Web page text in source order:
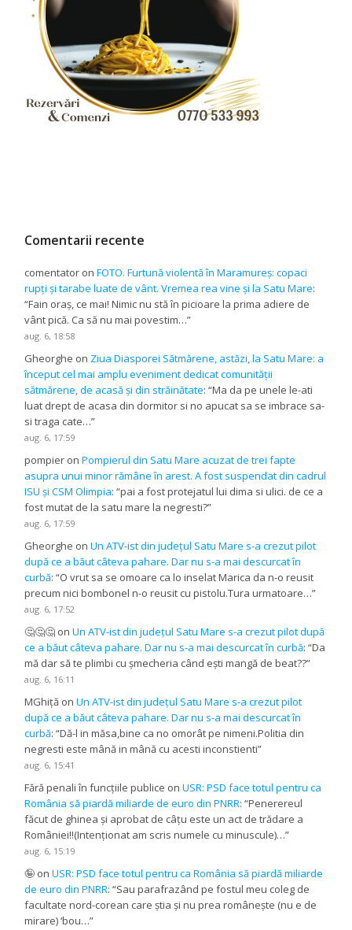
Comentarii recente
comentator onFOTO. Furtună violentă în Maramureș: copaci
rupți și tarabe luate de vânt. Vremea rea vine și la Satu Mare:
“Fain oraș, ce mai! Nimic nu stă în picioare la prima adiere de
vânt pică. Ca să nu mai povestim…”
aug. 6, 18:58
Gheorghe on Ziua Diasporei Sătmărene, astăzi, la Satu Mare: a
început cel mai amplu eveniment dedicat comunității
sătmărene, de acasă și din străinătate: “Ma da pe unele le-ati
luat drept de acasa din dormitor si no apucat sa se imbrace sa-
si traga cate…”
aug. 6, 17:59
pompier onPompierul din Satu Mare acuzat de trei fapte
asupra unui minor rămâne în arest. A fost suspendat din cadrul
ISU și CSM Olimpia: “pai a fost protejatul lui dima si ulici. de ce a
fost mutat de la satu mare la negresti?”
aug. 6, 17:59
Gheorghe onUn ATV-ist din județul Satu Mare s-a crezut pilot
după ce a băut câteva pahare. Dar nu s-a mai descurcat în
curbă: “O vrut sa se omoare ca lo inselat Marica da n-o reusit
precum nici bombonel n-o reusit cu pistolu.Tura urmatoare…”
aug. 6, 17:52
🤔🤔🤔 onUn ATV-ist din județul Satu Mare s-a crezut pilot după
ce a băut câteva pahare. Dar nu s-a mai descurcat în curbă: “Da
mă dar să te plimbi cu șmecheria când ești mangă de beat??”
aug. 6, 16:11
MGhiță onUn ATV-ist din județul Satu Mare s-a crezut pilot
după ce a băut câteva pahare. Dar nu s-a mai descurcat în
curbă: “Dă-l in măsa,bine ca no omorât pe nimeni.Politia din
negresti este mână in mână cu acesti inconstienti”
aug. 6, 15:41
Fără penali în funcțiile publice onUSR: PSD face totul pentru ca
România să piardă miliarde de euro din PNRR: “Penerereul
făcut de ghinea și aprobat de câțu este un act de trădare a
României!!(Intenționat am scris numele cu minuscule)…”
aug. 6, 15:19
🤪 onUSR: PSD face totul pentru ca România să piardă miliarde
de euro din PNRR: “Sau parafrazând pe fostul meu coleg de
facultate nord-corean care știa și nu prea românește (nu e de
mirare) ‘bou…”